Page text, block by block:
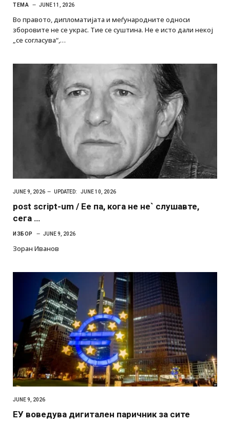
ТЕМА JUNE 11, 2026
Во правото, дипломатијата и меѓународните односи
зборовите не се украс. Тие се суштина. Не е исто дали некој
„се согласува“,…
JUNE 9, 2026 UPDATED: JUNE 10, 2026
post script-um / Ее па, кога не не` слушавте,
сега …
ИЗБОР JUNE 9, 2026
Зоран Иванов
JUNE 9, 2026
ЕУ воведува дигитален паричник за сите